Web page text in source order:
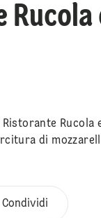
Rucola
Rucola
di
Condividi